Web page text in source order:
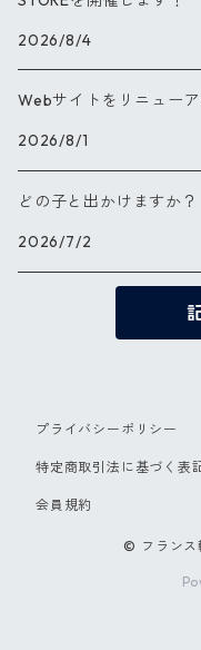
2026/8/4
Webサイトをリニュー
2026/8/1
どの子と出かけますか？
2026/7/2
プライバシーポリシー
特定商取引法に基づく表
会員規約
© フランス